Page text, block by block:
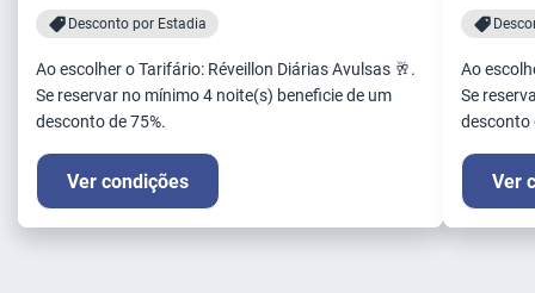
Desconto por Estadia
Ao escolher o Tarifário: Réveillon Diárias Avulsas 🥂.
Se reservar no mínimo 4 noite(s) beneficie de um
desconto de 75%.
Ver condições
Ao
Se
desconto
Ver